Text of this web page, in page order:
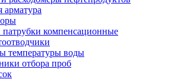
арматура
патрубки компенсационные
температуры воды
отбора проб